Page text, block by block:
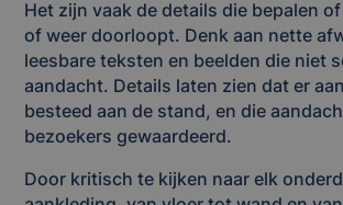
Het zijn vaak de details die bepalen
of weer doorloopt. Denk aan nette
leesbare teksten en beelden die niet
aandacht. Details laten zien dat er
besteed aan de stand, en die
bezoekers gewaardeerd.
Door kritisch te kijken naar elk